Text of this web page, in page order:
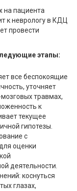
на пациента
к неврологу в КДЦ
провести
этапы:
все беспокоящие
уточняет
травмах,
к
текущее
гипотезы.
с
оценки
деятельности.
коснуться
глазах,